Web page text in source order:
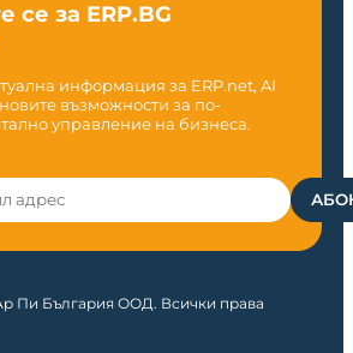
се за ERP.BG
информация за ERP.net, AI
възможности за по-
управление на бизнеса.
Пи България ООД. Всички права